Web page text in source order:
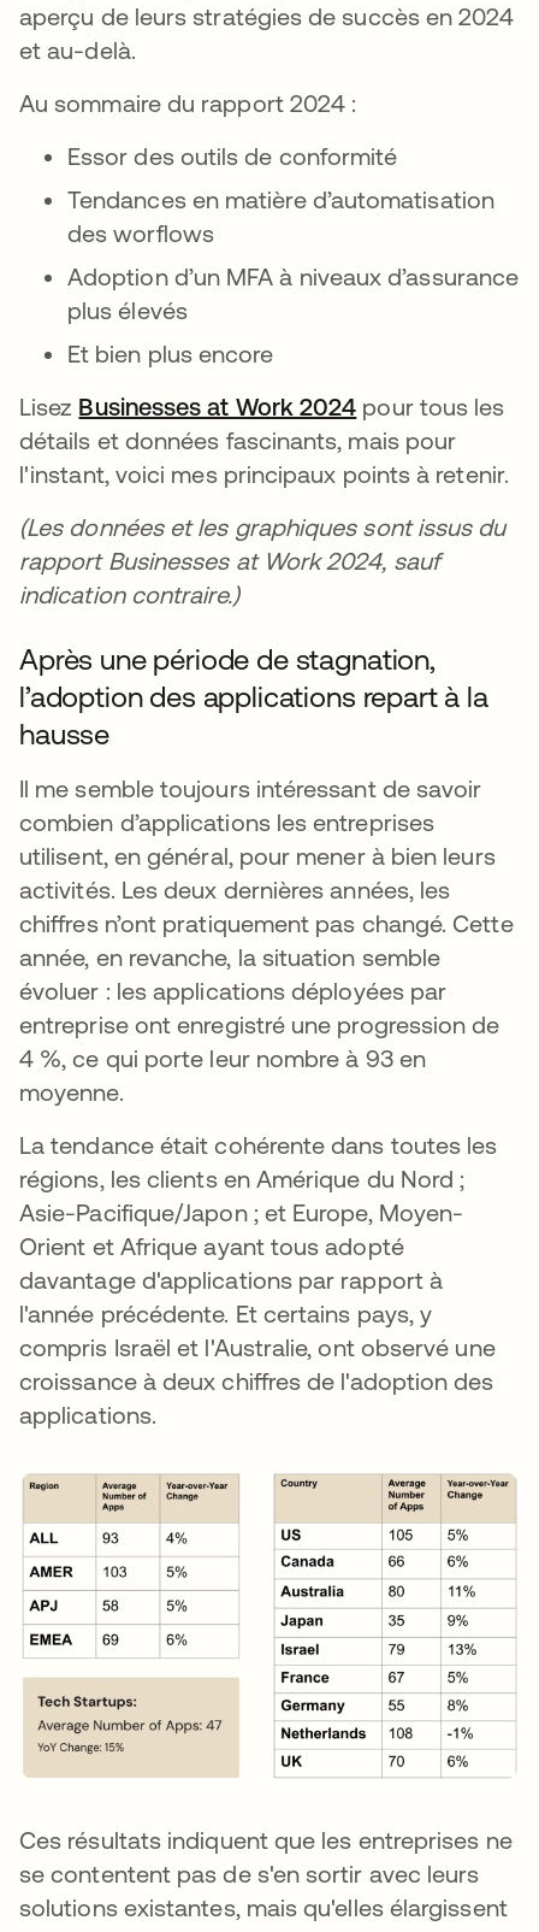
aperçu de leurs stratégies de succès en 2024
et au-delà.
Au sommaire du rapport 2024 :
Essor des outils de conformité
Tendances en matière d’automatisation
des worflows
Adoption d’un MFA à niveaux d’assurance
plus élevés
Et bien plus encore
Lisez Businesses at Work 2024 pour tous les
détails et données fascinants, mais pour
l'instant, voici mes principaux points à retenir.
(Les données et les graphiques sont issus du
rapport Businesses at Work 2024, sauf
indication contraire.)
Après une période de stagnation,
l’adoption des applications repart à la
hausse
Il me semble toujours intéressant de savoir
combien d’applications les entreprises
utilisent, en général, pour mener à bien leurs
activités. Les deux dernières années, les
chiffres n’ont pratiquement pas changé. Cette
année, en revanche, la situation semble
évoluer : les applications déployées par
entreprise ont enregistré une progression de
4 %, ce qui porte leur nombre à 93 en
moyenne.
La tendance était cohérente dans toutes les
régions, les clients en Amérique du Nord ;
Asie-Pacifique/Japon ; et Europe, Moyen-
Orient et Afrique ayant tous adopté
davantage d'applications par rapport à
l'année précédente. Et certains pays, y
compris Israël et l'Australie, ont observé une
croissance à deux chiffres de l'adoption des
applications.
Ces résultats indiquent que les entreprises ne
se contentent pas de s'en sortir avec leurs
solutions existantes, mais qu'elles élargissent